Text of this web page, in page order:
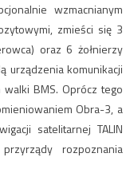
wzmacnianym
zmieści się 3
oraz 6 żołnierzy
urządzenia komunikacji
BMS. Oprócz tego
Obra-3, a
satelitarnej TALIN
rozpoznania